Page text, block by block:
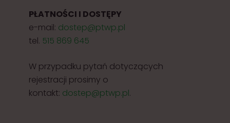
PŁATNOŚCI I DOSTĘPY
e-mail: dostep@ptwp.pl
tel. 515 869 645
W przypadku pytań dotyczących
rejestracji prosimy o
kontakt: dostep@ptwp.pl.